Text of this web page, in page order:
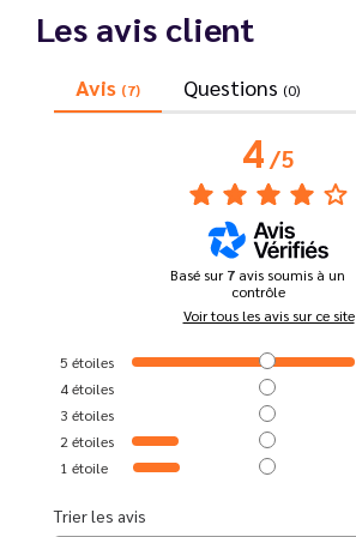
Les avis client
Avis (7) Questions (0)
4/5
Basé sur7 avis soumis à un
contrôle
Voir tous les avis sur ce site
5 étoiles
4étoiles
3 étoiles
2 étoiles
1 étoile
Trier les avis